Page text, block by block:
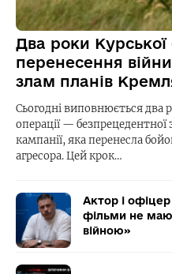
Два роки Курської
перенесення
злам планів
Сьогодні виповнюється два
операції —
кампанії, яка перенесла
агресора. Цей крок…
Актор і
фільми не
війною»